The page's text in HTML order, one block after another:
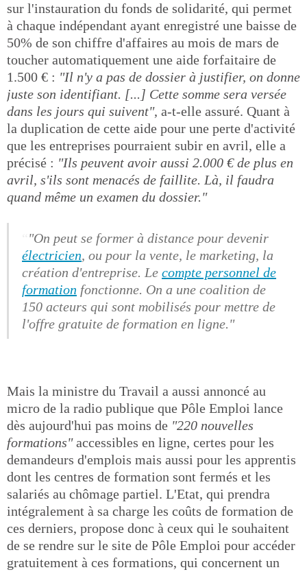
sur l'instauration du fonds de solidarité, qui permet
à chaque indépendant ayant enregistré une baisse de
50% de son chiffre d'affaires au mois de mars de
toucher automatiquement une aide forfaitaire de
1.500 € : "Il n'y a pas de dossier à justifier, on donne
juste son identifiant. [...] Cette somme sera versée
dans les jours qui suivent", a-t-elle assuré. Quant à
la duplication de cette aide pour une perte d'activité
que les entreprises pourraient subir en avril, elle a
précisé : "Ils peuvent avoir aussi 2.000 € de plus en
avril, s'ils sont menacés de faillite. Là, il faudra
quand même un examen du dossier."
"On peut se former à distance pour devenir
électricien, ou pour la vente, le marketing, la
création d'entreprise. Le compte personnel de
formation fonctionne. On a une coalition de
150 acteurs qui sont mobilisés pour mettre de
l'offre gratuite de formation en ligne."
Mais la ministre du Travail a aussi annoncé au
micro de la radio publique que Pôle Emploi lance
dès aujourd'hui pas moins de "220 nouvelles
formations"accessibles en ligne, certes pour les
demandeurs d'emplois mais aussi pour les apprentis
dont les centres de formation sont fermés et les
salariés au chômage partiel. L'Etat, qui prendra
intégralement à sa charge les coûts de formation de
ces derniers, propose donc à ceux qui le souhaitent
de se rendre sur le site de Pôle Emploi pour accéder
gratuitement à ces formations, qui concernent un